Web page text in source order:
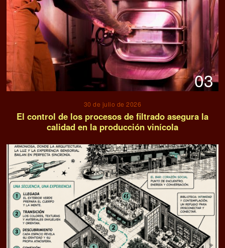
03
30 de julio de 2026
El control de los procesos de filtrado asegura la
calidad en la producción vinícola